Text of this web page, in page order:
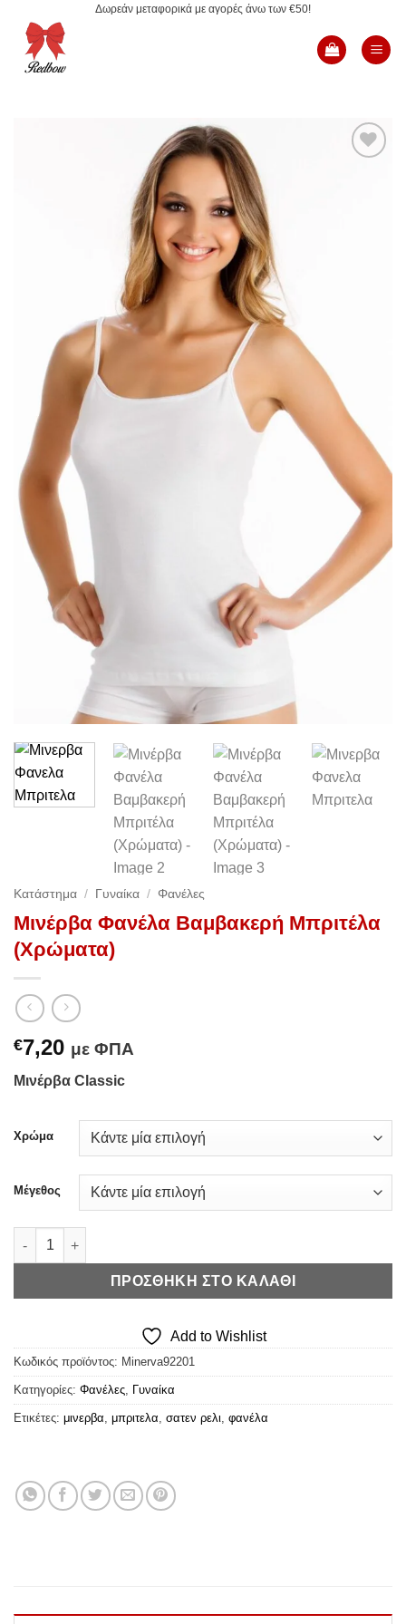
περιεχόμενο
Δωρεάν μεταφορικά με αγορές άνω των €50!
Κατάστημα / Γυναίκα / Φανέλες
Μινέρβα Φανέλα Βαμβακερή Μπριτέλα
(Χρώματα)
€7,20 με ΦΠΑ
Μινέρβα Classic
Χρώμα
Μέγεθος
Μινέρβα Φανέλα Βαμβακερή Μπριτέλα (Χρώματα) ποσότητα
ΠΡΟΣΘΉΚΗ ΣΤΟ ΚΑΛΆΘΙ
Add to Wishlist
Κωδικός προϊόντος: Minerva92201
Κατηγορίες: Φανέλες, Γυναίκα
Ετικέτες: μινερβα, μπριτελα, σατεν ρελι, φανέλα